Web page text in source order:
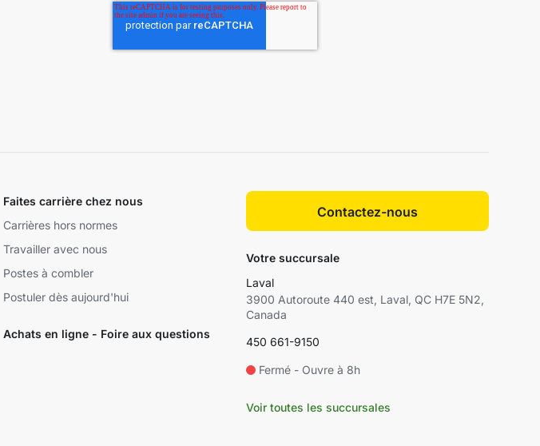
Faites carrière chez nous
Carrières hors normes
Travailler avec nous
Postes à combler
Postuler dès aujourd'hui
Achats en ligne - Foire aux questions
Contactez-nous
Votre succursale
Laval
3900 Autoroute 440 est, Laval, QC H7E 5N2,
Canada
450 661-9150
Fermé - Ouvre à 8h
Voir toutes les succursales